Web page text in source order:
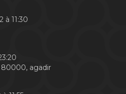
à 11:30
80000, agadir